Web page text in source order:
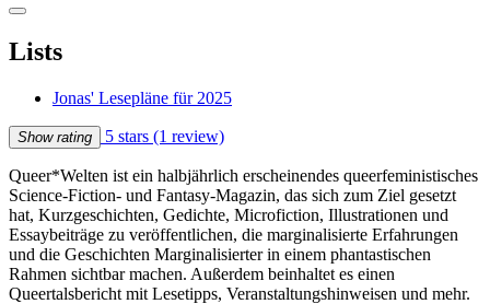
Lists
Jonas' Lesepläne für 2025
Show rating 5 stars (1 review)
Queer*Welten ist ein halbjährlich erscheinendes queerfeministisches
Science-Fiction- und Fantasy-Magazin, das sich zum Ziel gesetzt
hat, Kurzgeschichten, Gedichte, Microfiction, Illustrationen und
Essaybeiträge zu veröffentlichen, die marginalisierte Erfahrungen
und die Geschichten Marginalisierter in einem phantastischen
Rahmen sichtbar machen. Außerdem beinhaltet es einen
Queertalsbericht mit Lesetipps, Veranstaltungshinweisen und mehr.